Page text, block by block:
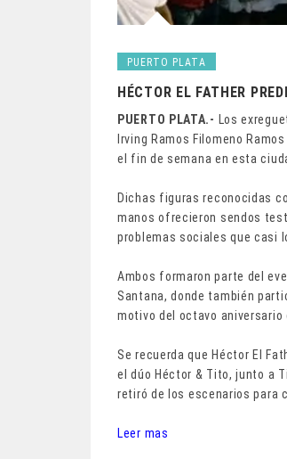
PUERTO PLATA
HÉCTOR EL FATHER
PUERTO PLATA.- Los
Irving Ramos Filomeno
el fin de semana en esta
Dichas figuras reconocidas
manos ofrecieron sendos
problemas sociales que casi
Ambos formaron parte del
Santana, donde también
motivo del octavo aniversario
Se recuerda que Héctor El
el dúo Héctor & Tito, junto a
retiró de los escenarios para
Leer mas